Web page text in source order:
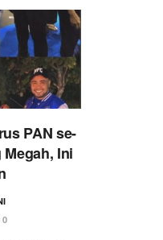
PAN se-
Ini
0